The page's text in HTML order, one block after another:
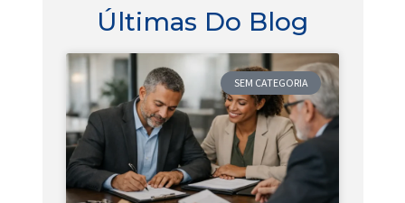
Últimas Do Blog
SEM CATEGORIA